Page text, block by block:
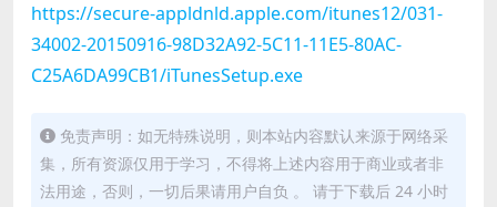
https://secure-appldnld.apple.com/itunes12/031-
34002-20150916-98D32A92-5C11-11E5-80AC-
C25A6DA99CB1/iTunesSetup.exe
免责声明：如无特殊说明，则本站内容默认来源于网络采
集，所有资源仅用于学习，不得将上述内容用于商业或者非
法用途，否则，一切后果请用户自负 。 请于下载后 24 小时